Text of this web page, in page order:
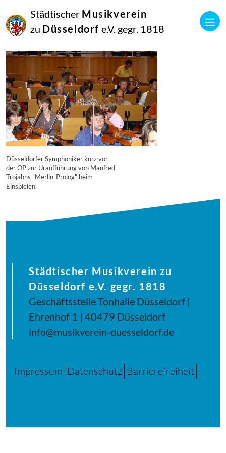
Städtischer Musikverein
zu Düsseldorf e.V. gegr. 1818
September
2014
Manfred Hill
Düsseldorfer Symphoniker kurz vor
der OP zur Uraufführung von Manfred
Trojahns "Merlin-Prolog" beim
Einspielen.
Städtischer Musikverein zu
Düsseldorf e.V. gegr. 1818
Geschäftsstelle Tonhalle Düsseldorf |
Ehrenhof 1 | 40479 Düsseldorf
info@musikverein-duesseldorf.de
Impressum Datenschutz Barrierefreiheit